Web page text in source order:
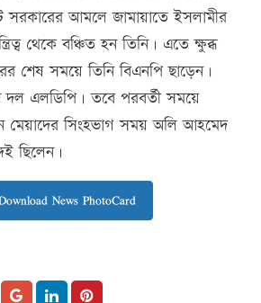
সরকারের আমলে জামায়াতে ইসলামীর
থেকে বঞ্চিত হন তিনি। এতে ক্ষুব্ধ
শেষ সময়ে তিনি বিএনপি ছাড়েন।
এলডিপি। তবে পরবর্তী সময়ে
মেয়াদের সিংহভাগ সময় অলি আহমেদ
ছিলেন।
News PhotoCard